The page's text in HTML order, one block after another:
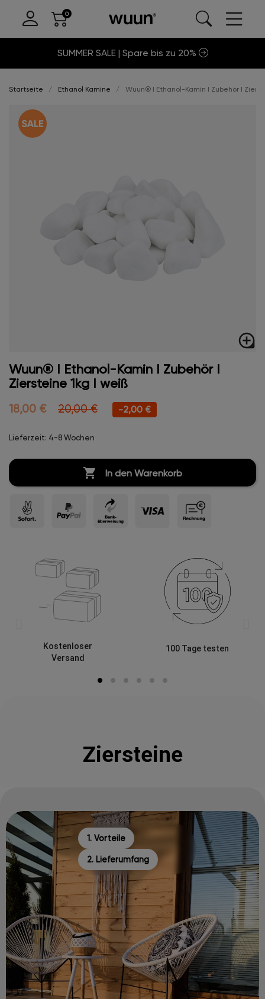
SUMMER SALE | Spare bis zu 20%
Startseite Ethanol Kamine Wuun® I Ethanol-Kamin I Zubehör I
loupe
Wuun® I Ethanol-Kamin I Zubehör I
Ziersteine 1kg I weiß
18,00 € 20,00 € -2,00 €
Lieferzeit: 4-8 Wochen
 In den Warenkorb
Kostenloser
Versand
100 Tage testen
Ziersteine
1. Vorteile
2. Lieferumfang